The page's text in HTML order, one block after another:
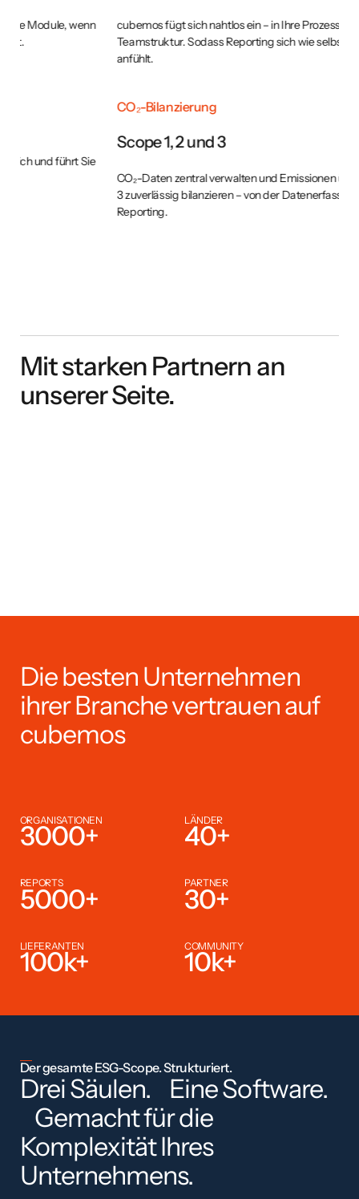
cubemos fügt sich nahtlos ein – in Ihre Prozesse, Ihre Branche, Ihre
Teamstruktur. Sodass Reporting sich wie selbstverständlich
CO₂-Bilanzierung
Scope 1, 2 und 3
CO₂-Daten zentral verwalten und Emissionen über Scope 1, 2 und
3 zuverlässig bilanzieren – von der Datenerfassung bis zum
Mit starken Partnern an
unserer Seite.
Die besten Unternehmen
ihrer Branche vertrauen auf
cubemos
ORGANISATIONEN
3000+ LÄNDER
40+
REPORTS
5000+ PARTNER
30+
LIEFERANTEN
100k+ COMMUNITY
10k+
Der gesamte ESG-Scope. Strukturiert.
Drei Säulen. Eine Software.
Gemacht für die
Komplexität Ihres
Unternehmens.